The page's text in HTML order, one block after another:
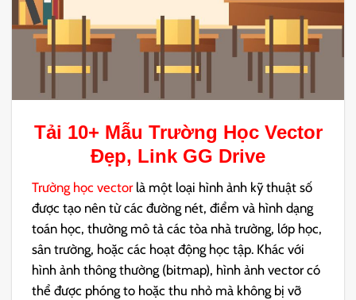
Tải 10+ Mẫu Trường Học Vector
Đẹp, Link GG Drive
Trường học vectorlà một loại hình ảnh kỹ thuật số
được tạo nên từ các đường nét, điểm và hình dạng
toán học, thường mô tả các tòa nhà trường, lớp học,
sân trường, hoặc các hoạt động học tập. Khác với
hình ảnh thông thường (bitmap), hình ảnh vector có
thể được phóng to hoặc thu nhỏ mà không bị vỡ